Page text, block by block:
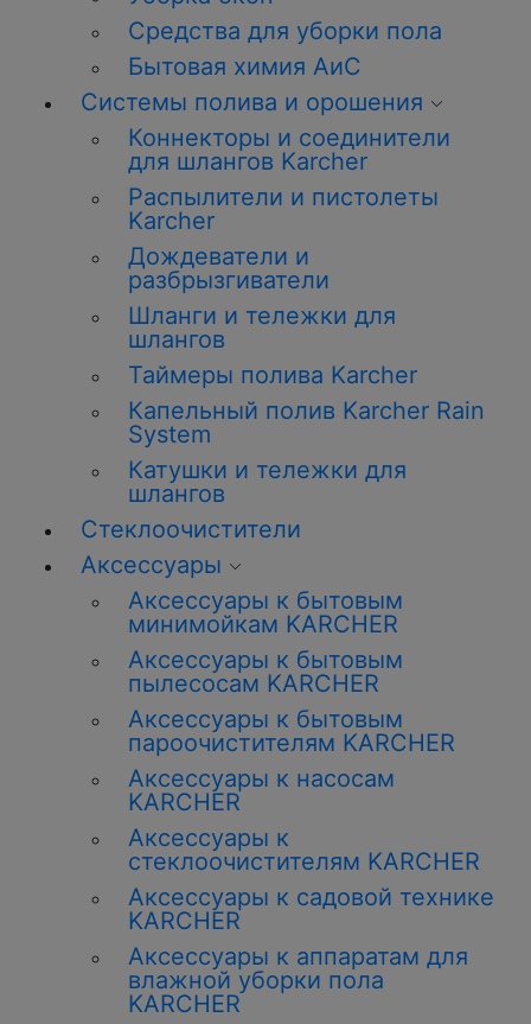
Средства для уборки пола
Бытовая химия АиС
Системы полива и орошения
Коннекторы и соединители
для шлангов Karcher
Распылители и пистолеты
Karcher
Дождеватели и
разбрызгиватели
Шланги и тележки для
шлангов
Таймеры полива Karcher
Капельный полив Karcher Rain
System
Катушки и тележки для
шлангов
Стеклоочистители
Аксессуары
Аксессуары к бытовым
минимойкам KARCHER
Аксессуары к бытовым
пылесосам KARCHER
Аксессуары к бытовым
пароочистителям KARCHER
Аксессуары к насосам
KARCHER
Аксессуары к
стеклоочистителям KARCHER
Аксессуары к садовой технике
KARCHER
Аксессуары к аппаратам для
влажной уборки пола
KARCHER